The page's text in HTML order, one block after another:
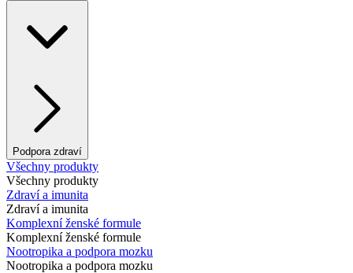
Podpora zdraví
Všechny produkty
Všechny produkty
Zdraví a imunita
Zdraví a imunita
Komplexní ženské formule
Komplexní ženské formule
Nootropika a podpora mozku
Nootropika a podpora mozku